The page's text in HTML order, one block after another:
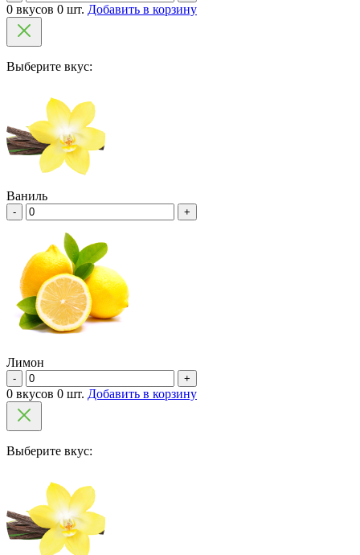
0 вкусов 0 шт. Добавить в корзину
Выберите вкус:
Ваниль
- +
Лимон
- +
0 вкусов 0 шт. Добавить в корзину
Выберите вкус: